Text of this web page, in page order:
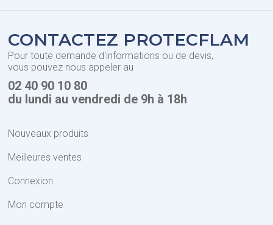
CONTACTEZ PROTECFLAM
Pour toute demande d'informations ou de devis,
vous pouvez nous appeler au
02 40 90 10 80
du lundi au vendredi de 9h à 18h
Nouveaux produits
Meilleures ventes
Connexion
Mon compte